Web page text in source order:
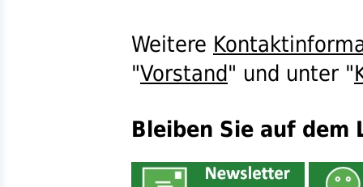
Weitere
"Vorstand" und unter "
Bleiben Sie auf dem